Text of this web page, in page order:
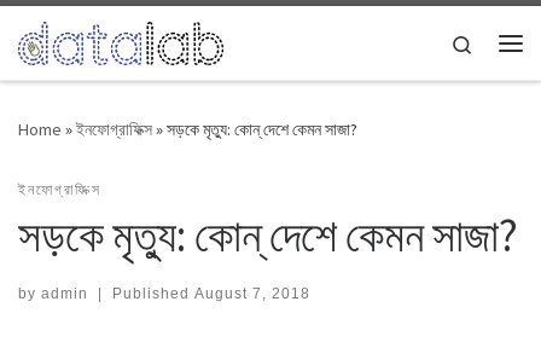
Skip to content
Search
Home »ইনফোগ্রাফিক্স»সড়কে মৃত্যু: কোন্ দেশে কেমন সাজা?
ইনফোগ্রাফিক্স
সড়কে মৃত্যু: কোন্ দেশে কেমন সাজা?
by admin | Published August 7, 2018